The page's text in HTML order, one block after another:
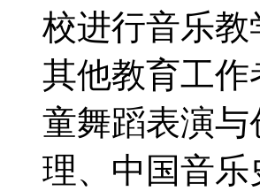
校进行音乐
其他教育工
童舞蹈表演
理、中国音